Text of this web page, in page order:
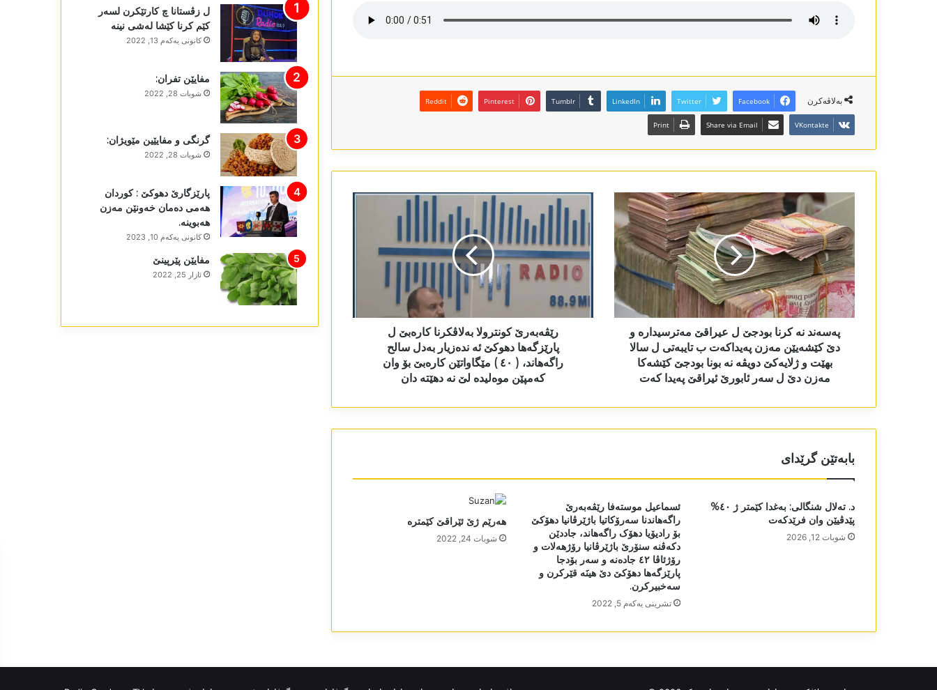
بەلاڤەکرن Facebook
Twitter
LinkedIn
Tumblr
Pinterest
Reddit
VKontakte
Share via Email
Print
پەسەند نە کرنا بودجێ ل عیراقێ مەترسیدارە و
دێ کێشەیێن مەزن پەیداکەت ب تایبەتی ل سالا
بھێت و ژلایەکێ دویڤە نە بونا بودجێ کێشەکا
مەزن دێ ل سەر ئابورێ ئیراقێ پەیدا کەت
رێڤەبەرێ کونترولا بەلاڤکرنا کارەبێ ل
پارێزگەھا دھوکێ ئە ندەزیار بەدل سالح
راگەھاند، ( ٤٠ ) مێگاواتێن کارەبێ بۆ وان
کەمپێن موەلیدە لێ نە دھێتە دان
بابەتێن گرێدای
د. تەلال شنگالی: بەغدا کێمتر ژ ٤٠%
پێدڤیێن وان فرێدکەت
شوبات 12, 2026
ئسماعیل موستەفا رێڤەبەرێ
راگەھاندنا سەرۆکاتیا باژێرڤانیا دھۆکێ
بۆ رادیۆیا دھۆک راگەھاند، جاددێن
دکەڤنە سنۆرێ باژێرڤانیا رۆژھەلات و
رۆژئاڤا ٤٢ جادەنە و سەر بۆدجا
پارێزگەھا دھۆکێ دێ ھینَە قێرکرن و
سەخبیرکرن.
تشرینی یه‌كه‌م 5, 2022
ھەرێم ژێ ئێراقێ کێمترە
شوبات 24, 2022
ل زڤستانا چ کارتێکرن لسەر
کێم کرنا کێشا لەشی نینە
كانونی یه‌كه‌م 13, 2022
مفایێن تفران:
شوبات 28, 2022
گرنگی و مفایێین مێویژان:
شوبات 28, 2022
پارێزگارێ دھوکێ : کوردان
ھەمی دەمان خەونێن مەزن
ھەبوینە.
كانونی یه‌كه‌م 10, 2023
مفایێن پێرپینێ
ئازار 25, 2022